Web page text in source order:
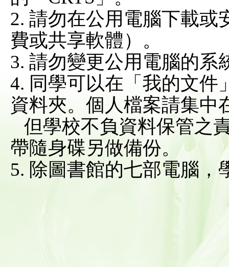
2. 請勿在公用電腦下載或
費或共享軟體）。
3. 請勿變更公用電腦的系
4. 同學可以在「我的文件
資料夾。個人檔案請集中
但學校不負資料保管之
帶隨身碟另做備份。
5. 除圖書館的七部電腦，